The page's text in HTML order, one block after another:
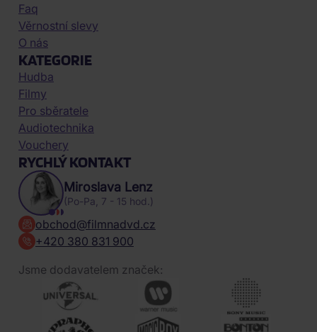
Faq
Věrnostní slevy
O nás
KATEGORIE
Hudba
Filmy
Pro sběratele
Audiotechnika
Vouchery
RYCHLÝ KONTAKT
Miroslava Lenz
(Po-Pa, 7 - 15 hod.)
obchod@filmnadvd.cz
+420 380 831 900
Jsme dodavatelem značek: